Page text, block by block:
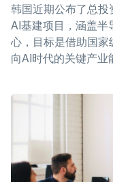
韩国近期公布了总
AI基建项目，涵盖半
心，目标是借助国
向AI时代的关键产业